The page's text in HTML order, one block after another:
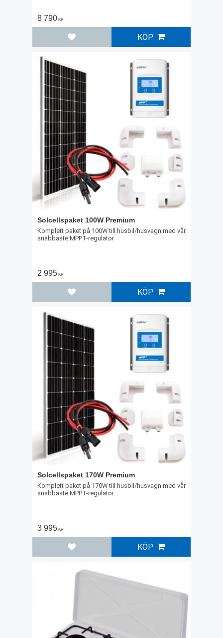
8 790KR
Lägg till i favoriter
KÖP
Solcellspaket 100W Premium
Komplett paket på 100W till husbil/husvagn med vår
snabbaste MPPT-regulator
2 995KR
Lägg till i favoriter
KÖP
Solcellspaket 170W Premium
Komplett paket på 170W till husbil/husvagn med vår
snabbaste MPPT-regulator
3 995KR
Lägg till i favoriter
KÖP